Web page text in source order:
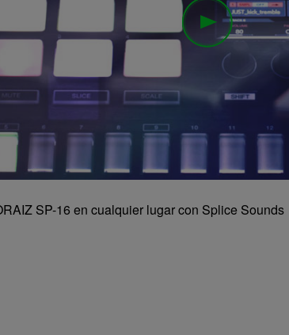
SP-16 en cualquier lugar con Splice Sounds